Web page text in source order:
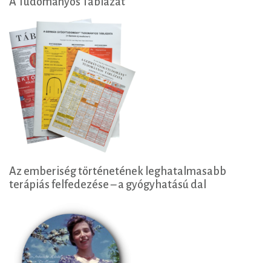
Az emberiség történetének leghatalmasabb
terápiás felfedezése – a gyógyhatású dal